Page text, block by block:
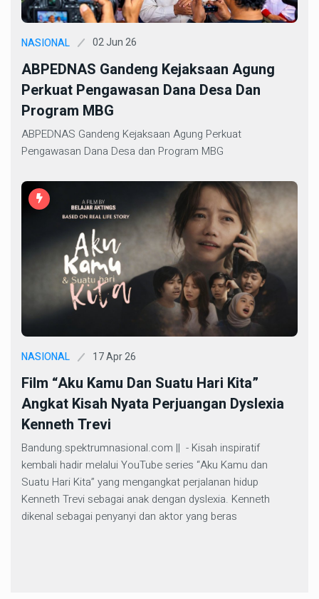
NASIONAL 02 Jun 26
ABPEDNAS Gandeng Kejaksaan Agung
Perkuat Pengawasan Dana Desa Dan
Program MBG
ABPEDNAS Gandeng Kejaksaan Agung Perkuat
Pengawasan Dana Desa dan Program MBG
NASIONAL 17 Apr 26
Film “Aku Kamu Dan Suatu Hari Kita”
Angkat Kisah Nyata Perjuangan Dyslexia
Kenneth Trevi
Bandung.spektrumnasional.com || - Kisah inspiratif
kembali hadir melalui YouTube series “Aku Kamu dan
Suatu Hari Kita” yang mengangkat perjalanan hidup
Kenneth Trevi sebagai anak dengan dyslexia. Kenneth
dikenal sebagai penyanyi dan aktor yang beras